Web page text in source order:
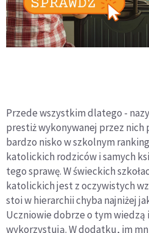
Przede wszystkim dlatego -
prestiż wykonywanej przez
bardzo nisko w szkolnym
katolickich rodziców i samych
tego sprawę. W świeckich
katolickich jest z oczywistych
stoi w hierarchii chyba najniżej
Uczniowie dobrze o tym wiedzą
wykorzystują. W dodatku, im